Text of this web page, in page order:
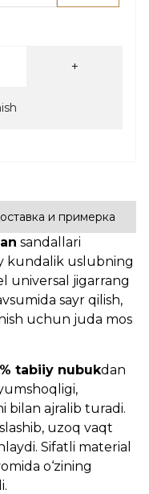
+
и примерка
sandallari
kundalik uslubning
universal jigarrang
sayr qilish,
uchun juda mos
tabiiy nubukdan
bilan ajralib turadi.
uzoq vaqt
Sifatli material
o‘zining